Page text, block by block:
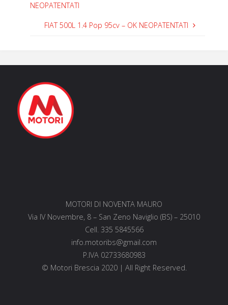
NEOPATENTATI
FIAT 500L 1.4 Pop 95cv – OK NEOPATENTATI
MOTORI DI NOVENTA MAURO
Via IV Novembre, 8 – San Zeno Naviglio (BS) – 25010
Cell. 335 5845566
info.motoribs@gmail.com
P.IVA 02733680983
© Motori Brescia 2020 | All Right Reserved.